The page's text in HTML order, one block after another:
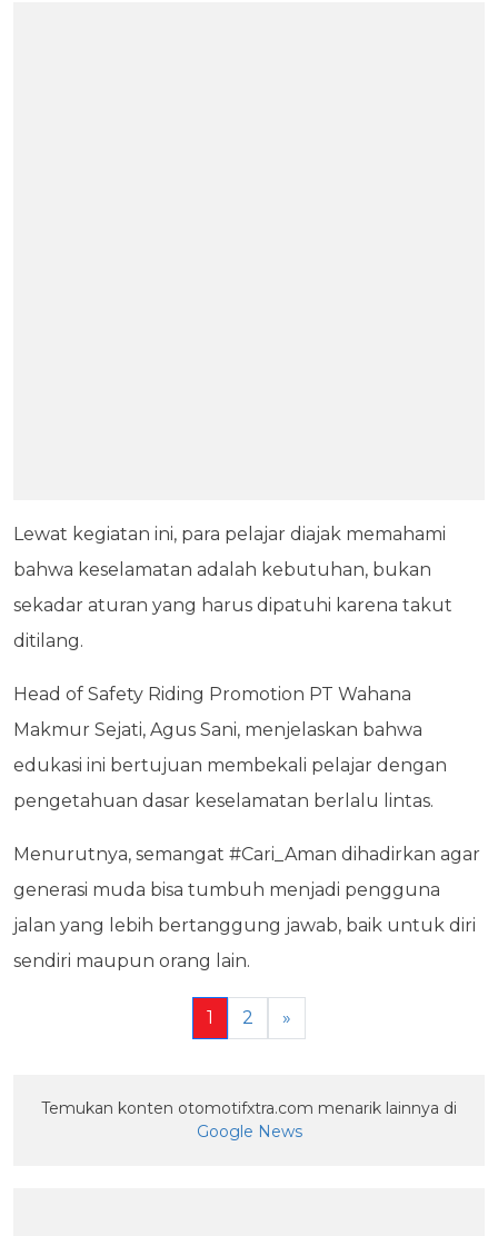
Lewat kegiatan ini, para pelajar diajak memahami
bahwa keselamatan adalah kebutuhan, bukan
sekadar aturan yang harus dipatuhi karena takut
ditilang.
Head of Safety Riding Promotion PT Wahana
Makmur Sejati, Agus Sani, menjelaskan bahwa
edukasi ini bertujuan membekali pelajar dengan
pengetahuan dasar keselamatan berlalu lintas.
Menurutnya, semangat #Cari_Aman dihadirkan agar
generasi muda bisa tumbuh menjadi pengguna
jalan yang lebih bertanggung jawab, baik untuk diri
sendiri maupun orang lain.
1 2 »
Temukan konten otomotifxtra.com menarik lainnya di
Google News